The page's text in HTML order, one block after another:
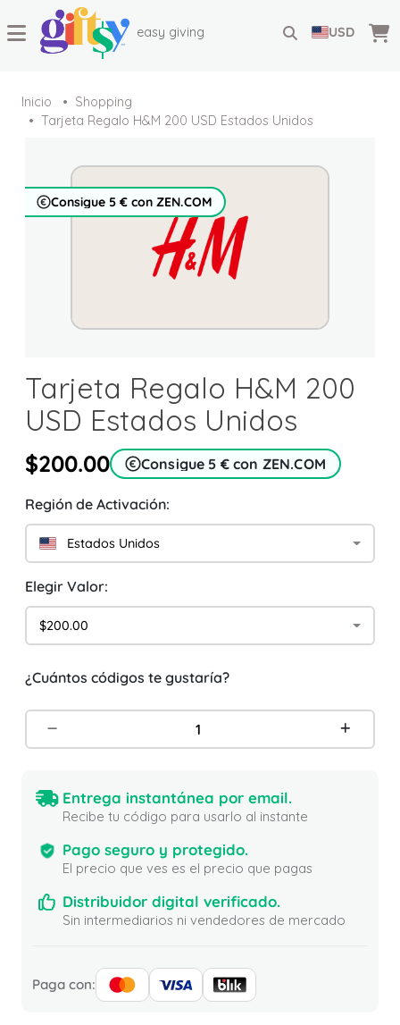
easy giving USD
Inicio
Shopping
Tarjeta Regalo H&M 200 USD Estados Unidos
Consigue 5 € con ZEN.COM
Tarjeta Regalo H&M 200
USD Estados Unidos
$200.00 Consigue 5 € con ZEN.COM
Región de Activación:
Estados Unidos
Elegir Valor:
$200.00
¿Cuántos códigos te gustaría?
Entrega instantánea por email.
Recibe tu código para usarlo al instante
Pago seguro y protegido.
El precio que ves es el precio que pagas
Distribuidor digital verificado.
Sin intermediarios ni vendedores de mercado
Paga con: